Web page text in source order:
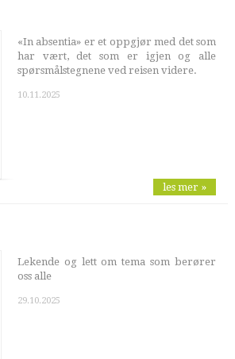
«In absentia» er et oppgjør med det som
har vært, det som er igjen og alle
spørsmålstegnene ved reisen videre.
10.11.2025
les mer »
Lekende og lett om tema som berører
oss alle
29.10.2025